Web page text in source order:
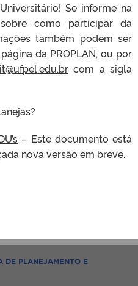
Se informe na
como participar da
também podem ser
da PROPLAN, ou por
com a sigla
– Este documento está
nova versão em breve.
DE PLANEJAMENTO E